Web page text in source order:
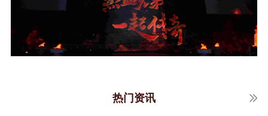
热门资讯